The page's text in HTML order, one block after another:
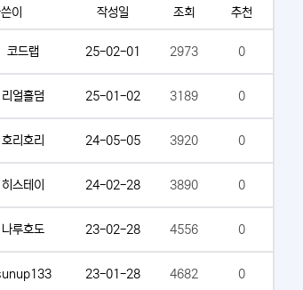
이 작성일 조회 추천
코드랩 25-02-01 2973 0
리얼홀덤 25-01-02 3189 0
호리호리 24-05-05 3920 0
히스테이 24-02-28 3890 0
나루호도 23-02-28 4556 0
23-01-28 4682 0